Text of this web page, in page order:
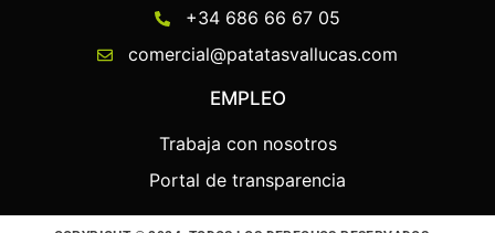
+34 686 66 67 05
comercial@patatasvallucas.com
EMPLEO
Trabaja con nosotros
Portal de transparencia